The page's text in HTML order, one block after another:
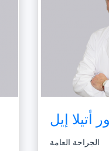
أتيلا إيل
الجراحة العامة